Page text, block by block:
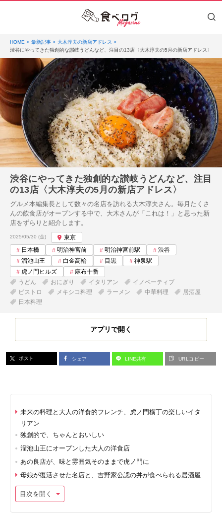
HOME 最新記事
大木淳夫の新店アドレス
渋谷にやってきた独創的な讃岐うどんなど、注目の13店〈大木淳夫の5月の新店アドレス〉
渋谷にやってきた独創的な讃岐うどんなど、注目
の13店〈大木淳夫の5月の新店アドレス〉
グルメ本編集長として数々の名店を訪れる大木淳夫さん。毎月たくさ
んの飲食店がオープンする中で、大木さんが「これは！」と思った新
店をずらりと紹介します。
投稿日:
2025/05/30 (金)
東京
日本橋
明治神宮前 明治神宮前駅
渋谷
溜池山王
白金高輪 目黒
神泉駅
虎ノ門ヒルズ
麻布十番
うどん
おにぎり イタリアン
イノベーティブ
ビストロ
メキシコ料理 ラーメン 中華料理
居酒屋
日本料理
アプリで開く
ポスト シェア LINE共有 URLコピー
未来の料理と大人の洋食的フレンチ、虎ノ門横丁の楽しいイタ
リアン
独創的で、ちゃんとおいしい
溜池山王にオープンした大人の洋食店
あの良店が、味と雰囲気そのままで虎ノ門に
母娘が復活させた名店と、吉野家公認の丼が食べられる居酒屋
目次を開く